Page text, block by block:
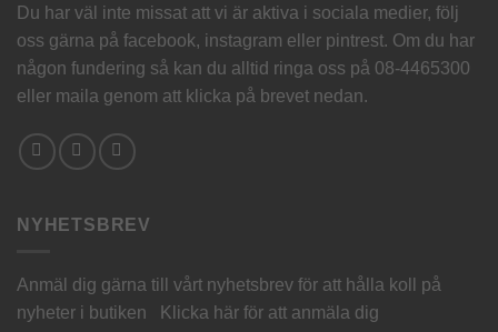
Du har väl inte missat att vi är aktiva i sociala medier, följ
oss gärna på facebook, instagram eller pintrest. Om du har
någon fundering så kan du alltid ringa oss på 08-4465300
eller maila genom att klicka på brevet nedan.
NYHETSBREV
Anmäl dig gärna till vårt nyhetsbrev för att hålla koll på
nyheter i butiken
Klicka här för att anmäla dig